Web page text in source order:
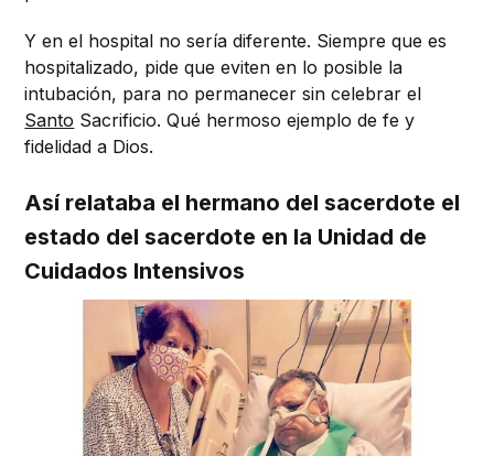
Y en el hospital no sería diferente. Siempre que es
hospitalizado, pide que eviten en lo posible la
intubación, para no permanecer sin celebrar el
Santo Sacrificio. Qué hermoso ejemplo de fe y
fidelidad a Dios.
Así relataba el hermano del sacerdote el
estado del sacerdote en la Unidad de
Cuidados Intensivos